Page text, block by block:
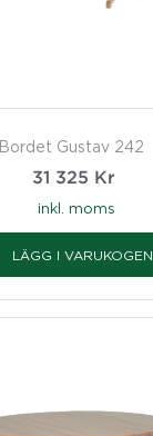
Bordet Gustav 242
31 325 Kr
inkl. moms
LÄGG I VARUKOGEN